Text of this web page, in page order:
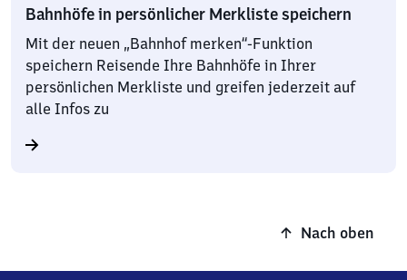
Bahnhöfe in persönlicher Merkliste speichern
Mit der neuen „Bahnhof merken“-Funktion
speichern Reisende Ihre Bahnhöfe in Ihrer
persönlichen Merkliste und greifen jederzeit auf
alle Infos zu
Nach oben